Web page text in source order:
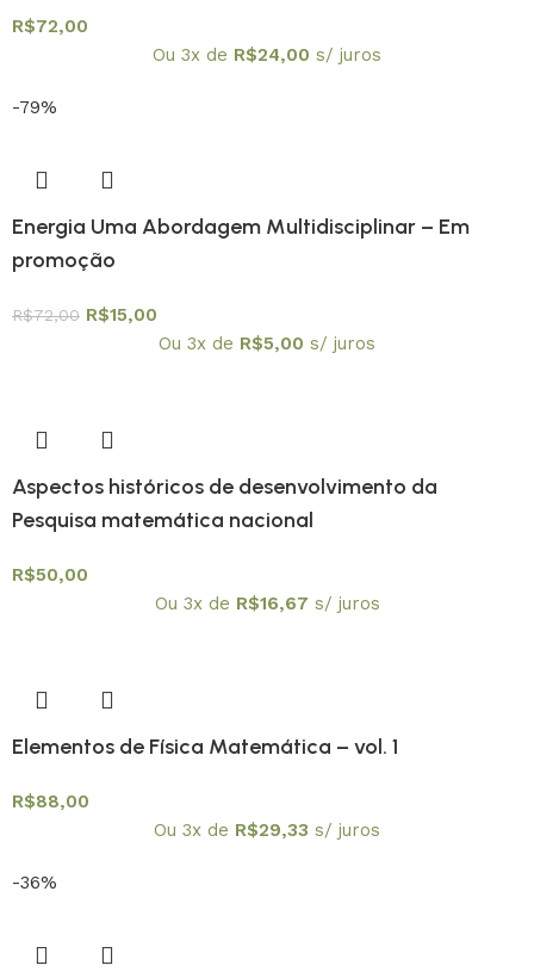
R$72,00
Ou 3x de R$24,00 s/ juros
-79%
Energia Uma Abordagem Multidisciplinar – Em
promoção
R$72,00 R$15,00
Ou 3x de R$5,00 s/ juros
Aspectos históricos de desenvolvimento da
Pesquisa matemática nacional
R$50,00
Ou 3x de R$16,67 s/ juros
Elementos de Física Matemática – vol. 1
R$88,00
Ou 3x de R$29,33 s/ juros
-36%